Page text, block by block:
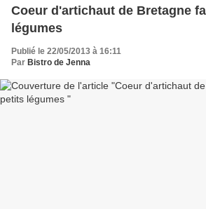
Coeur d'artichaut de Bretagne
légumes
Publié le 22/05/2013 à 16:11
Par Bistro de Jenna